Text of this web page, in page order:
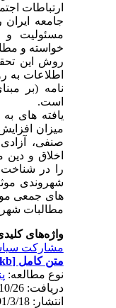
ارتباطات
جامعه ایران
مسئولیت و
خواسته و
روش این
اطلاعات به
نامه (بر
است.
یافته های
میزان
صنفی، آزادی
اخلاق و دین
را در
شهروندی
های جمعی
مطالبات
واژه‌های
مشارکت
متن کامل[PDF 253 kb]
نوع مطالعه:
انتشار: 1391/3/18